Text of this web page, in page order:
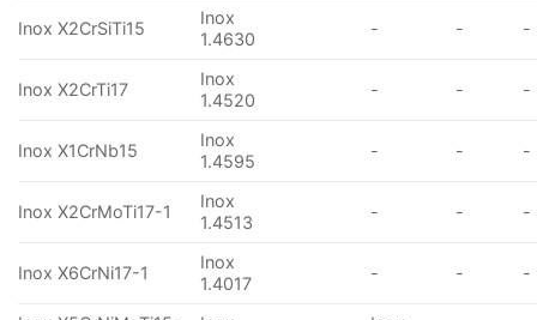
Inox X2CrSiTi15
Inox
1.4630
- - -
Inox X2CrTi17
Inox
1.4520
- - -
Inox X1CrNb15
Inox
1.4595
- - -
Inox X2CrMoTi17-1
Inox
1.4513
- - -
Inox X6CrNi17-1
Inox
1.4017
- - -